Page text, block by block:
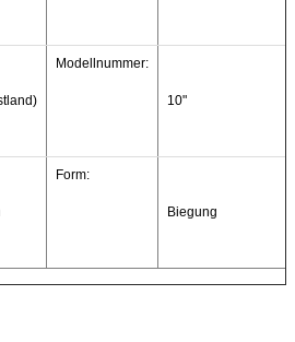
Modellnummer:
10"
Form:
Biegung